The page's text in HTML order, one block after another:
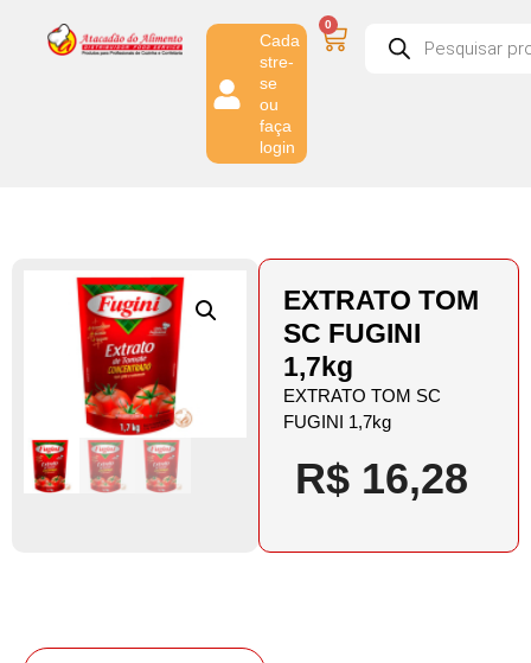
Cada
stre-
se
ou
faça
login
0
EXTRATO TOM
SC FUGINI
1,7kg
EXTRATO TOM SC
FUGINI 1,7kg
R$ 16,28